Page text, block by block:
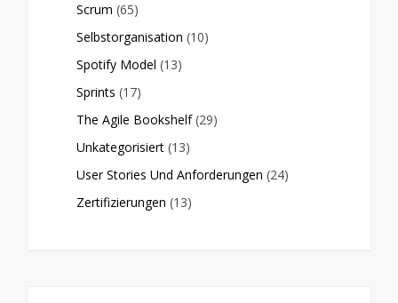
Scrum (65)
Selbstorganisation (10)
Spotify Model (13)
Sprints (17)
The Agile Bookshelf (29)
Unkategorisiert (13)
User Stories Und Anforderungen (24)
Zertifizierungen (13)